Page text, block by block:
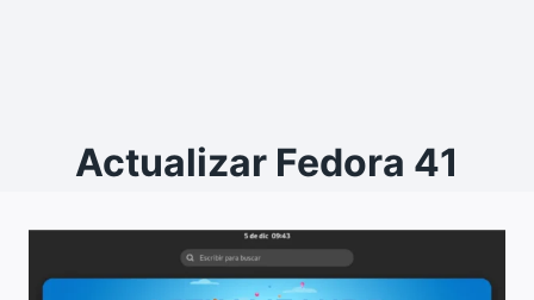
Actualizar Fedora 41